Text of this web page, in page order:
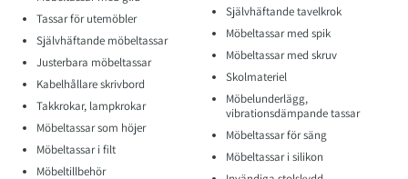
Tassar för utemöbler
Självhäftande möbeltassar
Justerbara möbeltassar
Kabelhållare skrivbord
Takkrokar, lampkrokar
Möbeltassar som höjer
Möbeltassar i filt
Möbeltillbehör
Självhäftande tavelkrok
Möbeltassar med spik
Möbeltassar med skruv
Skolmateriel
Möbelunderlägg,
vibrationsdämpande tassar
Möbeltassar för säng
Möbeltassar i silikon